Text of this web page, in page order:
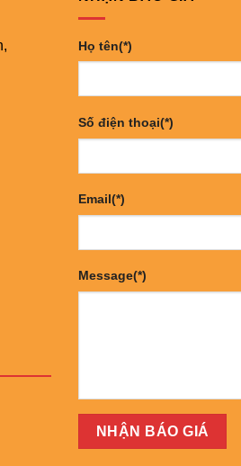
Họ tên(*)
Số điện thoại(*)
Email(*)
Message(*)